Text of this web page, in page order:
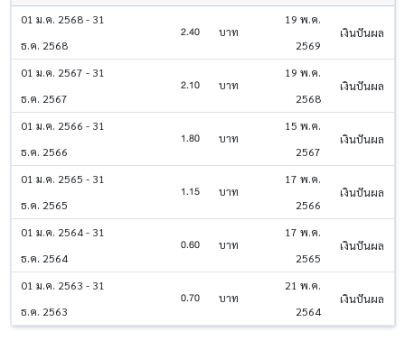
01 ม.ค. 2568 - 31
ธ.ค. 2568
2.40 บาท
19 พ.ค.
2569
เงินปันผล
01 ม.ค. 2567 - 31
ธ.ค. 2567
2.10 บาท
19 พ.ค.
2568
เงินปันผล
01 ม.ค. 2566 - 31
ธ.ค. 2566
1.80 บาท
15 พ.ค.
2567
เงินปันผล
01 ม.ค. 2565 - 31
ธ.ค. 2565
1.15 บาท
17 พ.ค.
2566
เงินปันผล
01 ม.ค. 2564 - 31
ธ.ค. 2564
0.60 บาท
17 พ.ค.
2565
เงินปันผล
01 ม.ค. 2563 - 31
ธ.ค. 2563
0.70 บาท
21 พ.ค.
2564
เงินปันผล